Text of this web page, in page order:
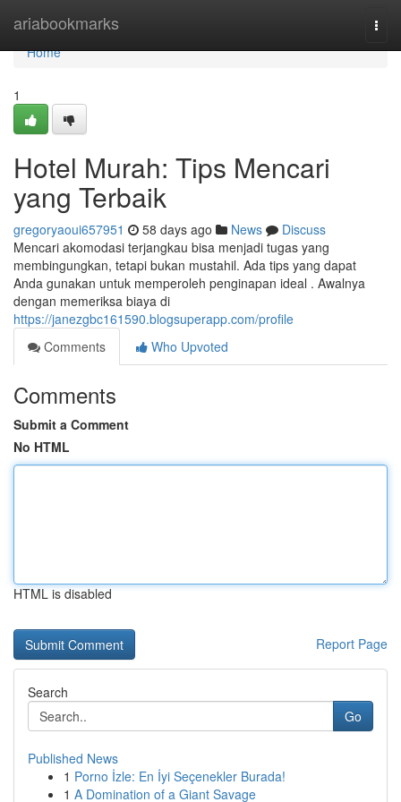
ariabookmarks
Home
Home
1
Hotel Murah: Tips Mencari
yang Terbaik
gregoryaoui657951 58 days ago News
Discuss
Mencari akomodasi terjangkau bisa menjadi tugas yang
membingungkan, tetapi bukan mustahil. Ada tips yang dapat
Anda gunakan untuk memperoleh penginapan ideal . Awalnya
dengan memeriksa biaya di
https://janezgbc161590.blogsuperapp.com/profile
Comments
Who Upvoted
Comments
Submit a Comment
No HTML
HTML is disabled
Report Page
Search
Go
Published News
1 Porno İzle: En İyi Seçenekler Burada!
1 A Domination of a Giant Savage